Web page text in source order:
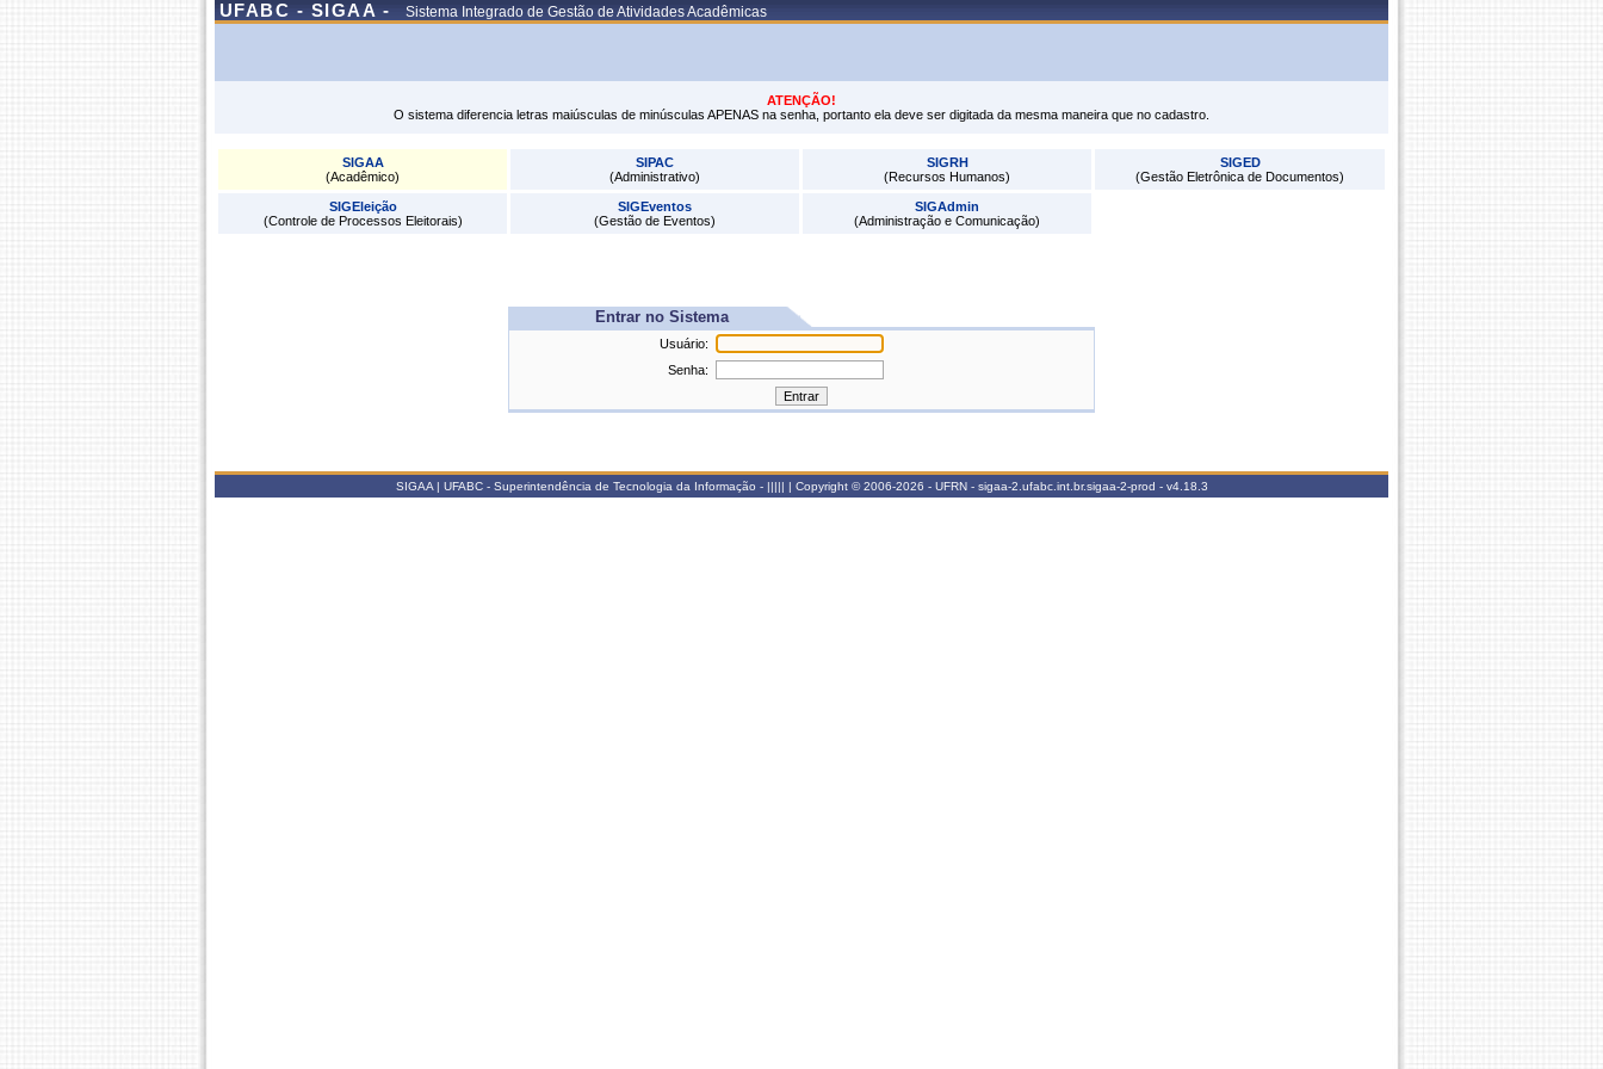
UFABC - SIGAA - Sistema Integrado de Gestão de Atividades Acadêmicas
ATENÇÃO!
O sistema diferencia letras maiúsculas de minúsculas APENAS na senha, portanto ela deve ser digitada da mesma maneira que no cadastro.
SIGAA
(Acadêmico)
SIPAC
(Administrativo)
SIGRH
(Recursos Humanos)
SIGED
(Gestão Eletrônica de Documentos)
SIGEleição
(Controle de Processos Eleitorais)
SIGEventos
(Gestão de Eventos)
SIGAdmin
(Administração e Comunicação)
Entrar no Sistema
Usuário:
Senha:
SIGAA | UFABC - Superintendência de Tecnologia da Informação - ||||| | Copyright © 2006-2026 - UFRN - sigaa-2.ufabc.int.br.sigaa-2-prod - v4.18.3